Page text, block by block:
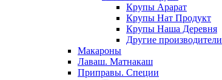
Крупы Арарат
Крупы Нат Продукт
Крупы Наша Деревня
Другие производители
Макароны
Лаваш. Матнакаш
Приправы. Специи